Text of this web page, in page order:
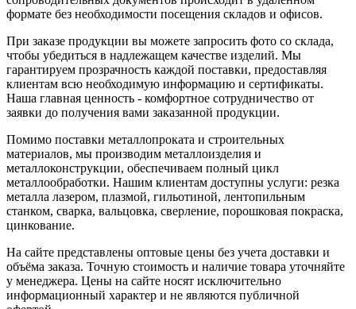
формате без необходимости посещения складов и офисов.
При заказе продукции вы можете запросить фото со склада,
чтобы убедиться в надлежащем качестве изделий. Мы
гарантируем прозрачность каждой поставки, предоставляя
клиентам всю необходимую информацию и сертификаты.
Наша главная ценность - комфортное сотрудничество от
заявки до получения вами заказанной продукции.
Помимо поставки металлопроката и строительных
материалов, мы производим металлоизделия и
металлоконструкции, обеспечиваем полный цикл
металлообработки. Нашим клиентам доступны услуги: резка
металла лазером, плазмой, гильотиной, лентопильным
станком, сварка, вальцовка, сверление, порошковая покраска,
цинкование.
На сайте представлены оптовые цены без учета доставки и
объёма заказа. Точную стоимость и наличие товара уточняйте
у менеджера. Цены на сайте носят исключительно
информационный характер и не являются публичной